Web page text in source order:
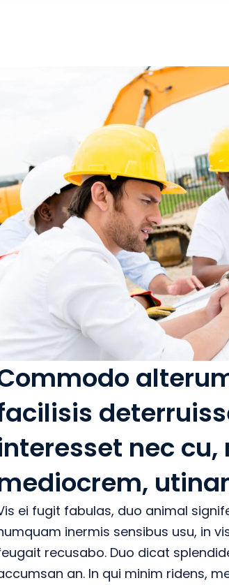
nec
ei fugit fabulas, duo animal
inermis sensibus usu, in
recusabo. Duo dicat
an. In qui minim ridens,